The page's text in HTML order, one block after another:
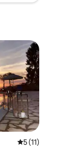
平均评分 5 分（满
5 (11)